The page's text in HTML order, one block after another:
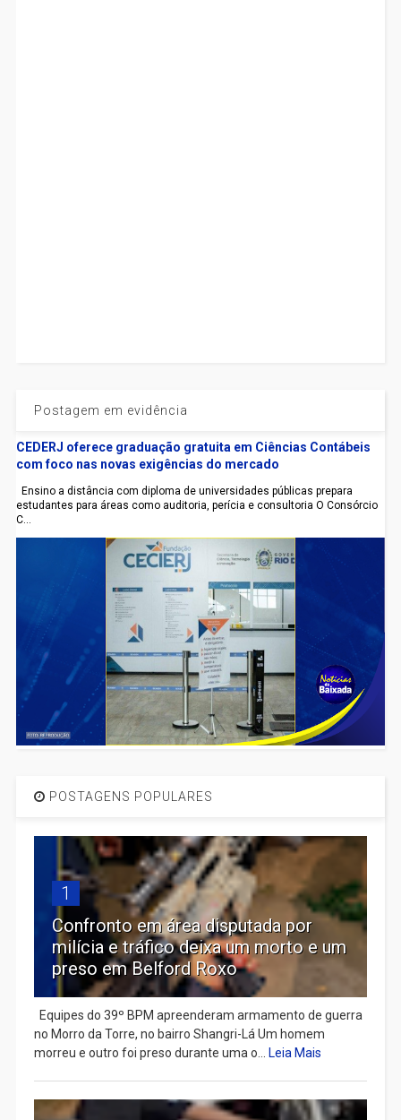
Postagem em evidência
CEDERJ oferece graduação gratuita em Ciências Contábeis
com foco nas novas exigências do mercado
Ensino a distância com diploma de universidades públicas prepara
estudantes para áreas como auditoria, perícia e consultoria O Consórcio
C...
POSTAGENS POPULARES
1
Confronto em área disputada por
milícia e tráfico deixa um morto e um
preso em Belford Roxo
Equipes do 39º BPM apreenderam armamento de guerra
no Morro da Torre, no bairro Shangri-Lá Um homem
morreu e outro foi preso durante uma o... Leia Mais